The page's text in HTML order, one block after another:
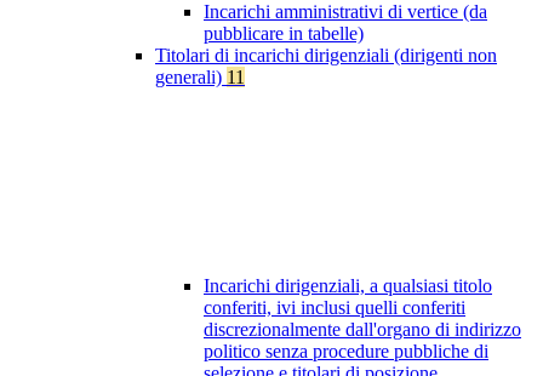
Incarichi amministrativi di vertice (da
pubblicare in tabelle)
Titolari di incarichi dirigenziali (dirigenti non
generali) 11
Incarichi dirigenziali, a qualsiasi titolo
conferiti, ivi inclusi quelli conferiti
discrezionalmente dall'organo di indirizzo
politico senza procedure pubbliche di